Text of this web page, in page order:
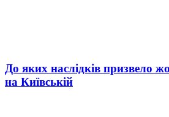
До яких наслідків призвело
на Київській